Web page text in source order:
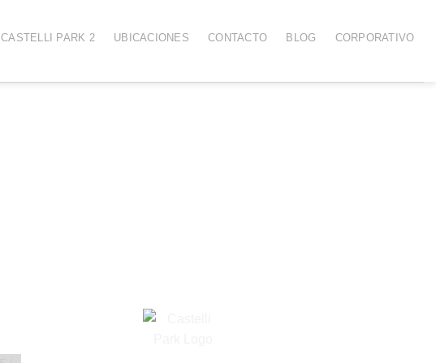
CASTELLI PARK 2 UBICACIONES CONTACTO BLOG CORPORATIVO